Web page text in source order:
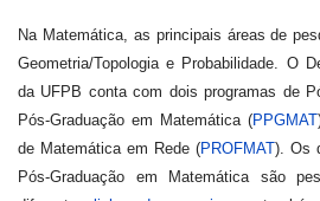
Na Matemática, as principais áreas de
Geometria/Topologia e Probabilidade. O
da UFPB conta com dois programas de
Pós-Graduação em Matemática (PPGMAT
de Matemática em Rede (PROFMAT). Os
Pós-Graduação em Matemática são